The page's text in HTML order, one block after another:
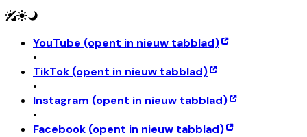
YouTube (opent in nieuw tabblad)
•
TikTok (opent in nieuw tabblad)
•
Instagram (opent in nieuw tabblad)
•
Facebook (opent in nieuw tabblad)